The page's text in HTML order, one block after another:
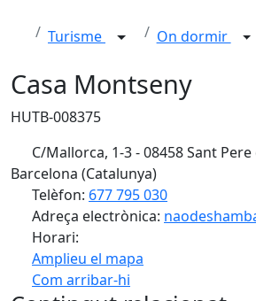
Turisme On dormir
Casa Montseny
HUTB-008375
C/Mallorca, 1-3 - 08458 Sant
Barcelona (Catalunya)
Telèfon: 677 795 030
Adreça electrònica:
Horari:
Amplieu el mapa
Com arribar-hi